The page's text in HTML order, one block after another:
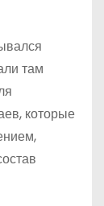
там
которые